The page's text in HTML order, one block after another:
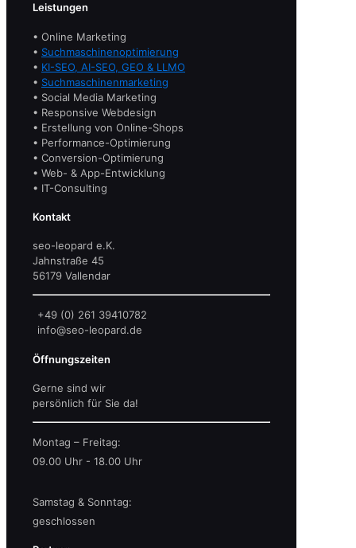
Leistungen
• Online Marketing
• Suchmaschinenoptimierung
• KI-SEO, AI-SEO, GEO & LLMO
• Suchmaschinenmarketing
• Social Media Marketing
• Responsive Webdesign
• Erstellung von Online-Shops
• Performance-Optimierung
• Conversion-Optimierung
• Web- & App-Entwicklung
• IT-Consulting
Kontakt
seo-leopard e.K.
Jahnstraße 45
56179 Vallendar
+49 (0) 261 39410782
info@seo-leopard.de
Öffnungszeiten
Gerne sind wir
persönlich für Sie da!
Montag – Freitag:
09.00 Uhr - 18.00 Uhr
Samstag & Sonntag:
geschlossen